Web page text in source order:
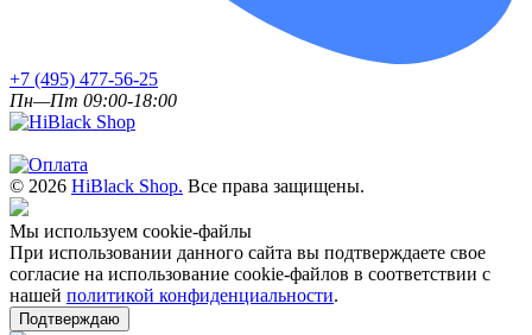
+7 (495) 477-56-25
Пн—Пт 09:00-18:00
© 2026 HiBlack Shop. Все права защищены.
Мы используем cookie-файлы
При использовании данного сайта вы подтверждаете свое
согласие на использование cookie-файлов в соответствии с
нашей политикой конфиденциальности.
Подтверждаю